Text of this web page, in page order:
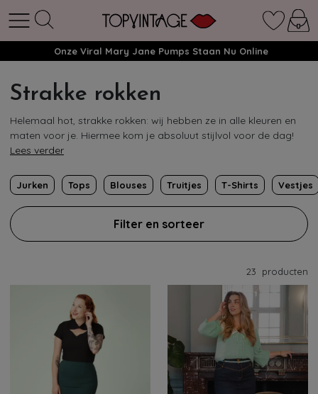
Onze Viral Mary Jane Pumps Staan Nu Online
Strakke rokken
Helemaal hot, strakke rokken: wij hebben ze in alle kleuren en
maten voor je. Hiermee kom je absoluut stijlvol voor de dag!
Lees verder
Jurken Tops Blouses Truitjes T-Shirts Vestjes
Filter en sorteer
23 producten